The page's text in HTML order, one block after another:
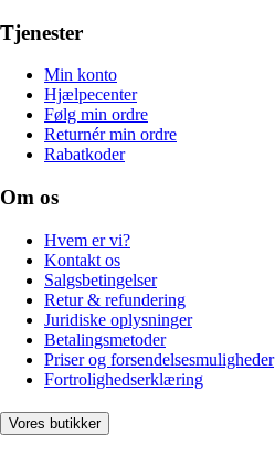
Tjenester
Min konto
Hjælpecenter
Følg min ordre
Returnér min ordre
Rabatkoder
Om os
Hvem er vi?
Kontakt os
Salgsbetingelser
Retur & refundering
Juridiske oplysninger
Betalingsmetoder
Priser og forsendelsesmuligheder
Fortrolighedserklæring
Vores butikker